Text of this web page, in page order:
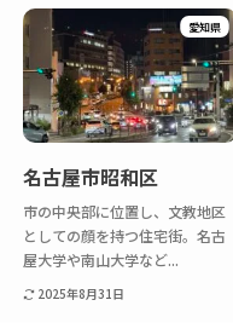
愛知県
名古屋市昭和区
市の中央部に位置し、文教地区
としての顔を持つ住宅街。名古
屋大学や南山大学など...
2025年8月31日